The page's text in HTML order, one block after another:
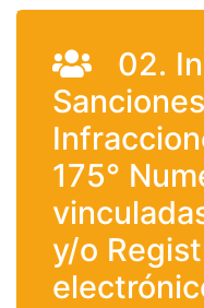
02.
175°
y/o